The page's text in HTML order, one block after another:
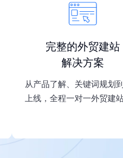
完整的外贸建站
解决方案
从产品了解、关键词规划
上线，全程一对一外贸建